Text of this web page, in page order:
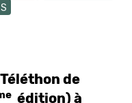
de
édition) à